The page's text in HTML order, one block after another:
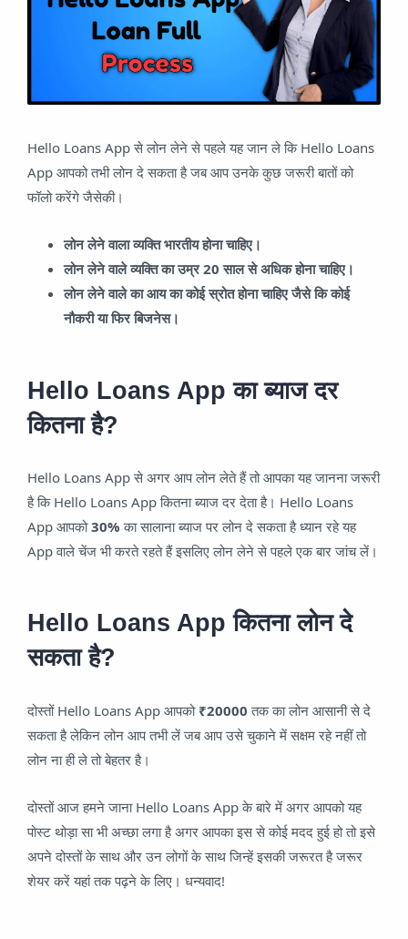
Hello Loans App से लोन लेने से पहले यह जान ले कि Hello Loans
App आपको तभी लोन दे सकता है जब आप उनके कुछ जरूरी बातों को
फॉलो करेंगे जैसेकी।
लोन लेने वाला व्यक्ति भारतीय होना चाहिए।
लोन लेने वाले व्यक्ति का उम्र 20 साल से अधिक होना चाहिए।
लोन लेने वाले का आय का कोई स्रोत होना चाहिए जैसे कि कोई
नौकरी या फिर बिजनेस।
Hello Loans App का ब्याज दर
कितना है?
Hello Loans App से अगर आप लोन लेते हैं तो आपका यह जानना जरूरी
है कि Hello Loans App कितना ब्याज दर देता है। Hello Loans
App आपको30% का सालाना ब्याज पर लोन दे सकता है ध्यान रहे यह
App वाले चेंज भी करते रहते हैं इसलिए लोन लेने से पहले एक बार जांच लें।
Hello Loans App कितना लोन दे
सकता है?
दोस्तों Hello Loans App आपको ₹20000 तक का लोन आसानी से दे
सकता है लेकिन लोन आप तभी लें जब आप उसे चुकाने में सक्षम रहे नहीं तो
लोन ना ही ले तो बेहतर है।
दोस्तों आज हमने जाना Hello Loans App के बारे में अगर आपको यह
पोस्ट थोड़ा सा भी अच्छा लगा है अगर आपका इस से कोई मदद हुई हो तो इसे
अपने दोस्तों के साथ और उन लोगों के साथ जिन्हें इसकी जरूरत है जरूर
शेयर करें यहां तक पढ़ने के लिए। धन्यवाद!